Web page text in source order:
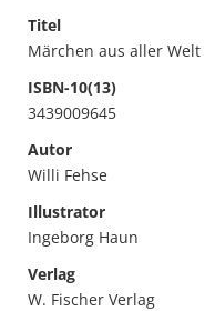
Titel
Märchen aus aller Welt
ISBN-10(13)
3439009645
Autor
Willi Fehse
Illustrator
Ingeborg Haun
Verlag
W. Fischer Verlag